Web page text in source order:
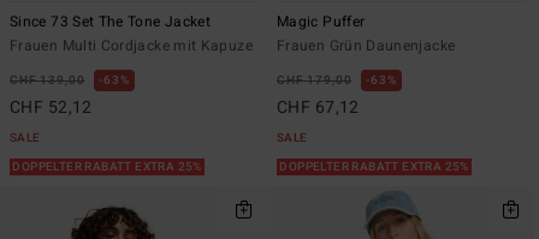
Since 73 Set The Tone Jacket
Frauen Multi Cordjacke mit Kapuze
CHF 139,00 63%
CHF 52,12
SALE
DOPPELTER RABATT EXTRA 25%
Magic Puffer
Frauen Grün Daunenjacke
CHF 179,00 63%
CHF 67,12
SALE
DOPPELTER RABATT EXTRA 25%